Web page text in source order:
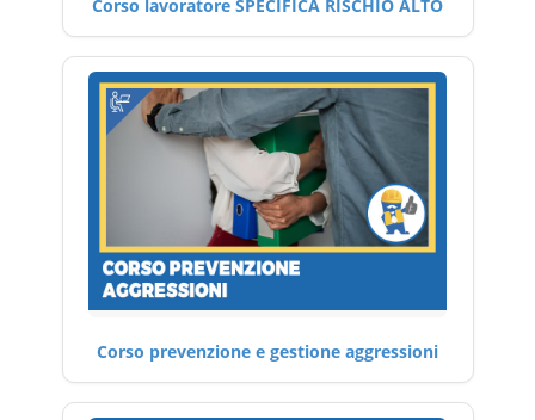
Corso lavoratore SPECIFICA RISCHIO ALTO
Corso prevenzione e gestione aggressioni